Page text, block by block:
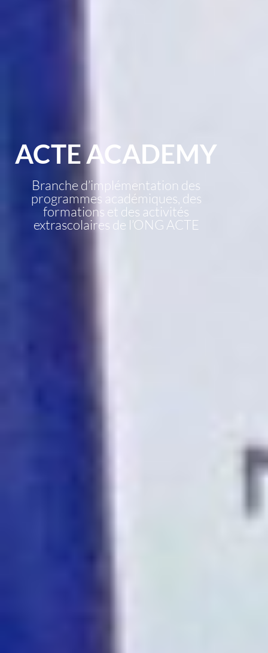
ACTE ACADEMY
Branche d’implémentation des
programmes académiques, des
formations et des activités
extrascolaires de l’ONG ACTE